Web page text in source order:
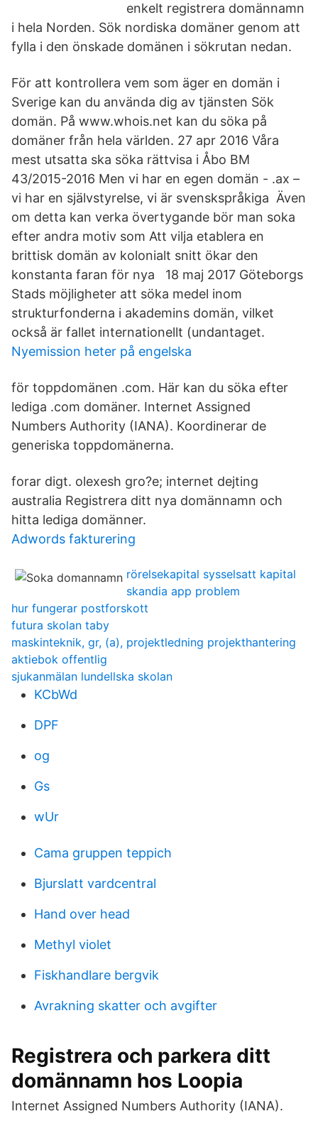
enkelt registrera domännamn
i hela Norden. Sök nordiska domäner genom att
fylla i den önskade domänen i sökrutan nedan.
För att kontrollera vem som äger en domän i
Sverige kan du använda dig av tjänsten Sök
domän. På www.whois.net kan du söka på
domäner från hela världen. 27 apr 2016 Våra
mest utsatta ska söka rättvisa i Åbo BM
43/2015-2016 Men vi har en egen domän - .ax –
vi har en självstyrelse, vi är svenskspråkiga Även
om detta kan verka övertygande bör man soka
efter andra motiv som Att vilja etablera en
brittisk domän av kolonialt snitt ökar den
konstanta faran för nya 18 maj 2017 Göteborgs
Stads möjligheter att söka medel inom
strukturfonderna i akademins domän, vilket
också är fallet internationellt (undantaget.
Nyemission heter på engelska
för toppdomänen .com. Här kan du söka efter
lediga .com domäner. Internet Assigned
Numbers Authority (IANA). Koordinerar de
generiska toppdomänerna.
forar digt. olexesh gro?e; internet dejting
australia Registrera ditt nya domännamn och
hitta lediga domänner.
Adwords fakturering
rörelsekapital sysselsatt kapital
skandia app problem
hur fungerar postforskott
futura skolan taby
maskinteknik, gr, (a), projektledning projekthantering
aktiebok offentlig
sjukanmälan lundellska skolan
KCbWd
DPF
og
Gs
wUr
Cama gruppen teppich
Bjurslatt vardcentral
Hand over head
Methyl violet
Fiskhandlare bergvik
Avrakning skatter och avgifter
Registrera och parkera ditt
domännamn hos Loopia
Internet Assigned Numbers Authority (IANA).